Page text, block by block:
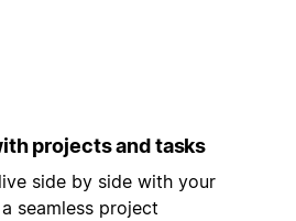
projects and tasks
side by side with your
seamless project